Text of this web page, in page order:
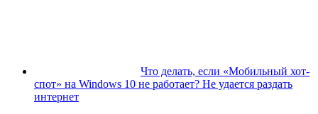
Что делать, если «Мобильный хот-
спот» на Windows 10 не работает? Не удается раздать
интернет